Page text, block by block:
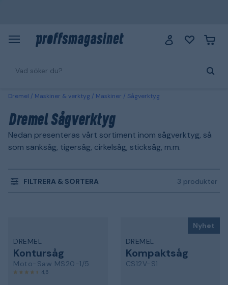
Dremel Maskiner & verktyg Maskiner Sågverktyg
Dremel Sågverktyg
Nedan presenteras vårt sortiment inom sågverktyg, så
som sänksåg, tigersåg, cirkelsåg, sticksåg, m.m.
FILTRERA & SORTERA 3 produkter
DREMEL
Kontursåg
Moto-Saw MS20-1/5
4,6
Nyhet
DREMEL
Kompaktsåg
CS12V-S1